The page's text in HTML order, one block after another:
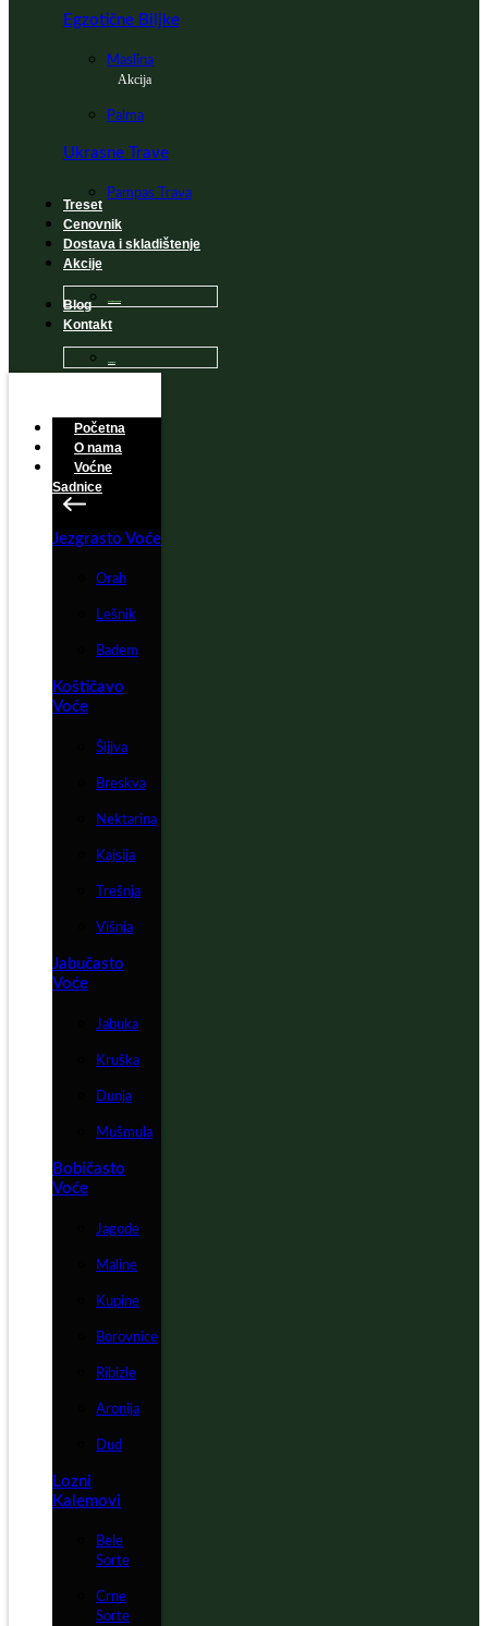
Egzotične Biljke
Maslina
Akcija
Palma
Ukrasne Trave
Pampas Trava
Treset
Cenovnik
Dostava i skladištenje
Akcije
Blog
Kontakt
Početna
O nama
Voćne
Sadnice
Jezgrasto Voće
Orah
Lešnik
Badem
Koštičavo
Voće
Šljiva
Breskva
Nektarina
Kajsija
Trešnja
Višnja
Jabučasto
Voće
Jabuka
Kruška
Dunja
Mušmula
Bobičasto
Voće
Jagode
Maline
Kupine
Borovnice
Ribizle
Aronija
Dud
Lozni
Kalemovi
Bele
Sorte
Crne
Sorte